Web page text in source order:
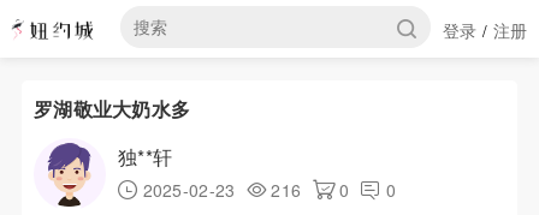
登录 / 注册
罗湖敬业大奶水多
独**轩
2025-02-23 216 0 0